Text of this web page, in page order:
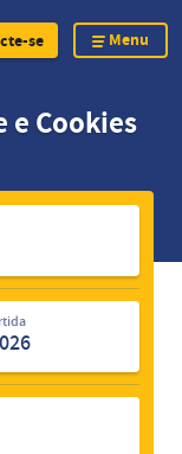
se Menu
e Cookies